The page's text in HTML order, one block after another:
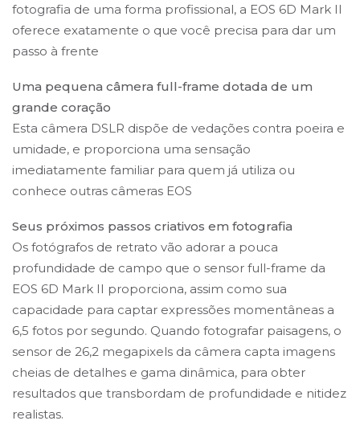
fotografia de uma forma profissional, a EOS 6D Mark II
oferece exatamente o que você precisa para dar um
passo à frente
Uma pequena câmera full-frame dotada de um
grande coração
Esta câmera DSLR dispõe de vedações contra poeira e
umidade, e proporciona uma sensação
imediatamente familiar para quem já utiliza ou
conhece outras câmeras EOS
Seus próximos passos criativos em fotografia
Os fotógrafos de retrato vão adorar a pouca
profundidade de campo que o sensor full-frame da
EOS 6D Mark II proporciona, assim como sua
capacidade para captar expressões momentâneas a
6,5 fotos por segundo. Quando fotografar paisagens, o
sensor de 26,2 megapixels da câmera capta imagens
cheias de detalhes e gama dinâmica, para obter
resultados que transbordam de profundidade e nitidez
realistas.